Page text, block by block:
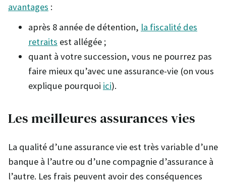
avantages :
après 8 année de détention, la fiscalité des
retraits est allégée ;
quant à votre succession, vous ne pourrez pas
faire mieux qu’avec une assurance-vie (on vous
explique pourquoi ici).
Les meilleures assurances vies
La qualité d’une assurance vie est très variable d’une
banque à l’autre ou d’une compagnie d’assurance à
l’autre. Les frais peuvent avoir des conséquences